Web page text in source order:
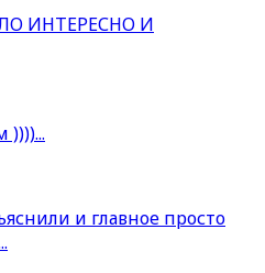
ИНТЕРЕСНО И
))))...
и главное просто